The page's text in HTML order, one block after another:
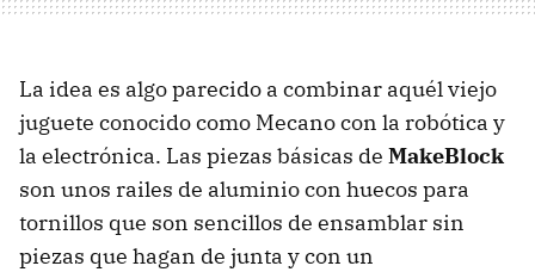
La idea es algo parecido a combinar aquél viejo
juguete conocido como Mecano con la robótica y
la electrónica. Las piezas básicas de MakeBlock
son unos railes de aluminio con huecos para
tornillos que son sencillos de ensamblar sin
piezas que hagan de junta y con un